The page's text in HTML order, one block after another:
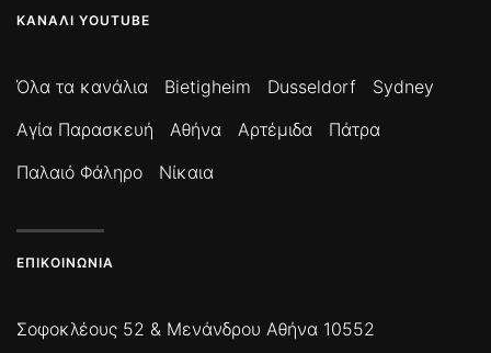
ΚΑΝΆΛΙ YOUTUBE
Όλα τα κανάλια Bietigheim Dusseldorf
Sydney
Αγία Παρασκευή
Αθήνα Αρτέμιδα
Πάτρα
Παλαιό Φάληρο
Νίκαια
ΕΠΙΚΟΙΝΩΝΊΑ
Σοφοκλέους 52 & Μενάνδρου Αθήνα 10552